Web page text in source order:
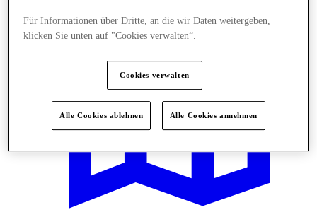
Für Informationen über Dritte, an die wir Daten weitergeben,
klicken Sie unten auf "Cookies verwalten“.
Cookies verwalten
Alle Cookies ablehnen Alle Cookies annehmen